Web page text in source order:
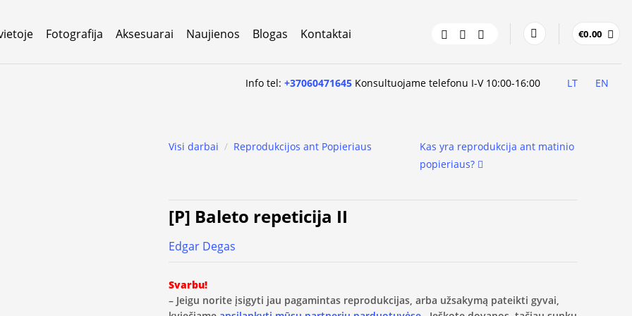
Fotografija Aksesuarai Naujienos Blogas Kontaktai €0.00
Info tel:+37060471645 Konsultuojame telefonu I-V 10:00-16:00 LT EN
Visi darbai / Reprodukcijos ant Popieriaus
Kas yra reprodukcija ant matinio
popieriaus?
[P] Baleto repeticija II
Edgar Degas
Svarbu!
– Jeigu norite įsigyti jau pagamintas reprodukcijas, arba užsakymą pateikti gyvai,